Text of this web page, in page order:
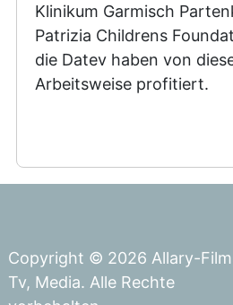
Klinikum Garmisch
Patrizia Childrens
die Datev haben von
Arbeitsweise profitiert.
Copyright © 2026 Allary-
Tv, Media. Alle Rechte